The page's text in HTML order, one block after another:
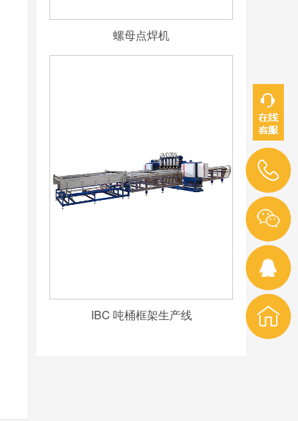
螺母点焊机
IBC 吨桶框架生产线